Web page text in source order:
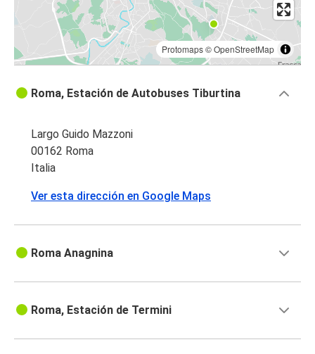
Protomaps©OpenStreetMap
Roma, Estación de Autobuses Tiburtina
Largo Guido Mazzoni
00162 Roma
Italia
Ver esta dirección en Google Maps
Roma Anagnina
Roma, Estación de Termini